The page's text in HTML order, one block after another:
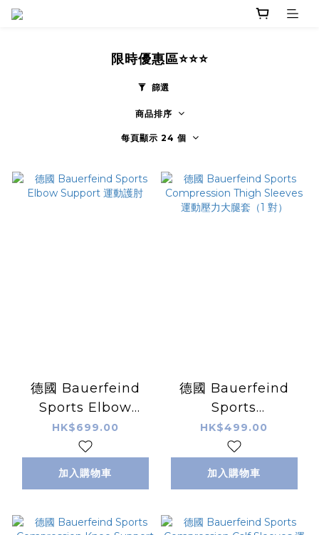
限時優惠區⭐⭐⭐
篩選
商品排序
每頁顯示 24 個
德國 Bauerfeind
Sports Elbow
Support 運動護肘
HK$699.00
加入購物車
德國 Bauerfeind
Sports
Compression
Thigh Sleeves 運動
壓力大腿套（1 對）
HK$499.00
加入購物車